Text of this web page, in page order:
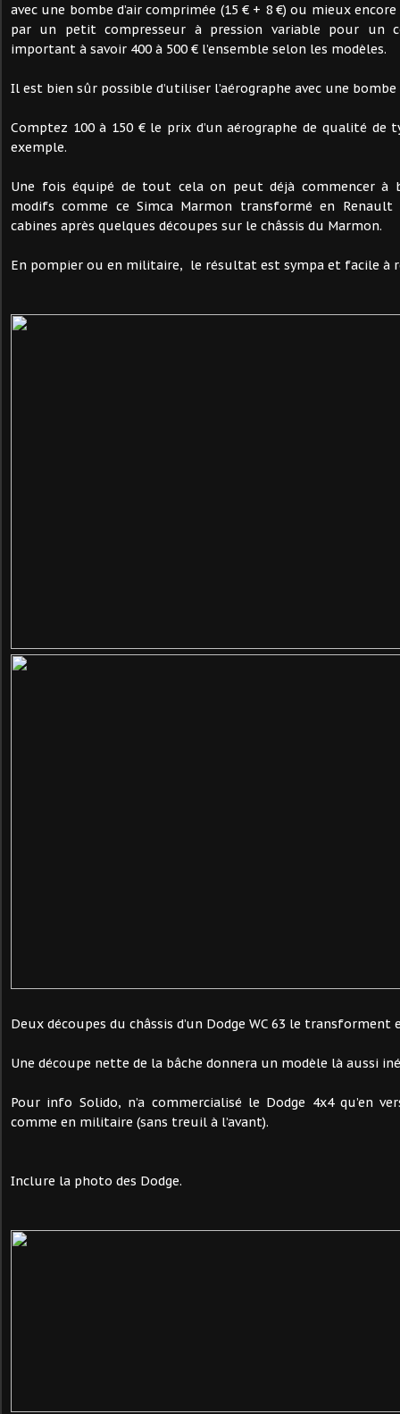
avec une bombe d’air comprimée (15 € + 8 €) ou mieux
par un petit compresseur à pression variable pour un
important à savoir 400 à 500 € l’ensemble selon les modèles.
Il est bien sûr possible d’utiliser l’aérographe avec une bombe
Comptez 100 à 150 € le prix d’un aérographe de qualité de
exemple.
Une fois équipé de tout cela on peut déjà commencer à
modifs comme ce Simca Marmon transformé en Renault
cabines après quelques découpes sur le châssis du Marmon.
En pompier ou en militaire, le résultat est sympa et facile à
Deux découpes du châssis d’un Dodge WC 63 le transforment
Une découpe nette de la bâche donnera un modèle là aussi
Pour info Solido, n’a commercialisé le Dodge 4x4 qu’en
comme en militaire (sans treuil à l’avant).
Inclure la photo des Dodge.